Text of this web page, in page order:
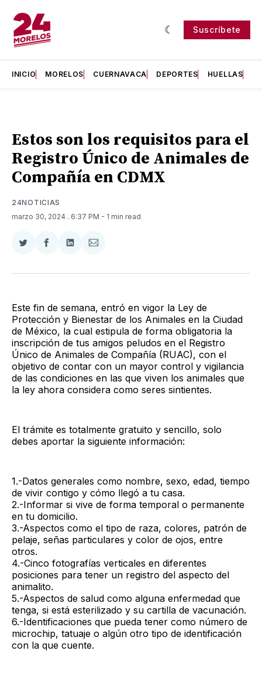
Suscríbete
INICIO MORELOS CUERNAVACA DEPORTES HUELLAS
Estos son los requisitos para el
Registro Único de Animales de
Compañía en CDMX
24NOTICIAS
marzo 30, 2024 . 6:37 PM - 1 min read
Compartir
Twitter
Compartir
Facebook
Compartir
LinkedIn
Compartir
Email
Este fin de semana, entró en vigor la Ley de
Protección y Bienestar de los Animales en la Ciudad
de México, la cual estipula de forma obligatoria la
inscripción de tus amigos peludos en el Registro
Único de Animales de Compañía (RUAC), con el
objetivo de contar con un mayor control y vigilancia
de las condiciones en las que viven los animales que
la ley ahora considera como seres sintientes.
El trámite es totalmente gratuito y sencillo, solo
debes aportar la siguiente información:
1.-Datos generales como nombre, sexo, edad, tiempo
de vivir contigo y cómo llegó a tu casa.
2.-Informar si vive de forma temporal o permanente
en tu domicilio.
3.-Aspectos como el tipo de raza, colores, patrón de
pelaje, señas particulares y color de ojos, entre
otros.
4.-Cinco fotografías verticales en diferentes
posiciones para tener un registro del aspecto del
animalito.
5.-Aspectos de salud como alguna enfermedad que
tenga, si está esterilizado y su cartilla de vacunación.
6.-Identificaciones que pueda tener como número de
microchip, tatuaje o algún otro tipo de identificación
con la que cuente.